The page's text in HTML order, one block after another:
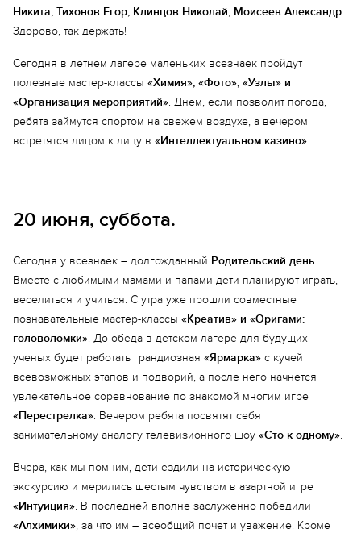
Никита, Тихонов Егор, Клинцов Николай, Моисеев Александр.
Здорово, так держать!
Сегодня в летнем лагере маленьких всезнаек пройдут
полезные мастер-классы «Химия», «Фото», «Узлы» и
«Организация мероприятий». Днем, если позволит погода,
ребята займутся спортом на свежем воздухе, а вечером
встретятся лицом к лицу в «Интеллектуальном казино».
20 июня, суббота.
Сегодня у всезнаек – долгожданный Родительский день.
Вместе с любимыми мамами и папами дети планируют играть,
веселиться и учиться. С утра уже прошли совместные
познавательные мастер-классы «Креатив» и «Оригами:
головоломки». До обеда в детском лагере для будущих
ученых будет работать грандиозная «Ярмарка» с кучей
всевозможных этапов и подворий, а после него начнется
увлекательное соревнование по знакомой многим игре
«Перестрелка». Вечером ребята посвятят себя
занимательному аналогу телевизионного шоу «Сто к одному».
Вчера, как мы помним, дети ездили на историческую
экскурсию и мерились шестым чувством в азартной игре
«Интуиция». В последней вполне заслуженно победили
«Алхимики», за что им – всеобщий почет и уважение! Кроме